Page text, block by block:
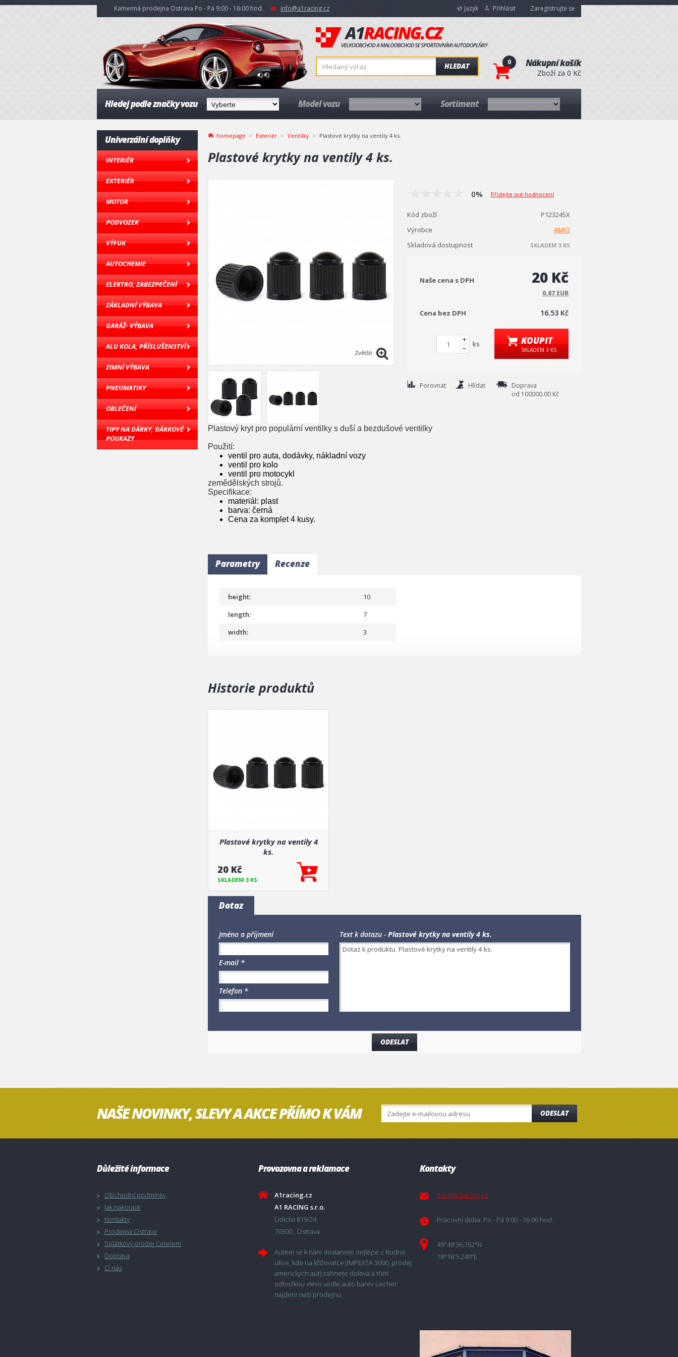
Kamenná prodejna Ostrava Po - Pá 9:00 - 16:00 hod. info@a1racing.cz Jazyk Přihlásit Zaregistrujte se
HLEDAT 0 Nákupní košík
Zboží za 0 Kč
Hledej podle značky vozu Model vozu Sortiment
Univerzální doplňky
INTERIÉR
EXTERIÉR
MOTOR
PODVOZEK
VÝFUK
AUTOCHEMIE
ELEKTRO, ZABEZPEČENÍ
ZÁKLADNÍ VÝBAVA
GARÁŽ- VÝBAVA
ALU KOLA, PŘÍSLUŠENSTVÍ
ZIMNÍ VÝBAVA
PNEUMATIKY
OBLEČENÍ
TIPY NA DÁRKY, DÁRKOVÉ
POUKAZY
homepage Exteriér Ventilky Plastové krytky na ventily 4 ks.
Plastové krytky na ventily 4 ks.
Zvětšit
0% Přidejte své hodnocení
Kód zboží
P123245X
Výrobce
AMIO
Skladová dostupnost
SKLADEM 3 KS
Naše cena s DPH 20 Kč
0.87 EUR
Cena bez DPH 16.53 Kč
ks KOUPIT
SKLADEM 3 KS
Porovnat Hlídat
Doprava
od 100000.00 Kč
Plastový kryt pro populární ventilky s duší a bezdušové ventilky
Použití:
ventil pro auta, dodávky, nákladní vozy
ventil pro kolo
ventil pro motocykl
zemědělských strojů.
Specifikace:
materiál: plast
barva: černá
Cena za komplet 4 kusy.
Parametry Recenze
height:
10
length:
7
width:
3
Historie produktů
Plastové krytky na ventily 4
ks.
20 Kč
SKLADEM 3 KS
Dotaz
Jméno a příjmení
E-mail *
Telefon *
Text k dotazu - Plastové krytky na ventily 4 ks.
NAŠE NOVINKY, SLEVY A AKCE PŘÍMO K VÁM ODESLAT
Důležité informace
Obchodní podmínky
Jak nakoupit
Kontakty
Prodejna Ostrava
Splátkový prodej Cetelem
Doprava
O nás
Provozovna a reklamace
A1racing.cz
A1 RACING s.r.o.
Lidicka 819/24
70300 , Ostrava
Autem se k nám dostanete nejlépe z Rudné
ulice, kde na křižovatce (IMPEXTA 3000, prodej
americkych aut) zahnete doleva a třetí
odbočkou vlevo vedle auto barev Lecher
najdete naši prodejnu.
Kontakty
info@a1racing.cz
Pracovní doba: Po - Pá 9:00 - 16:00 hod.
49°48'36.762"N
18°16'5.249"E